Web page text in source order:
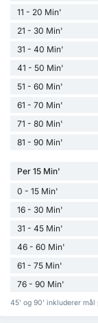
11 - 20 Min'
21 - 30 Min'
31 - 40 Min'
41 - 50 Min'
51 - 60 Min'
61 - 70 Min'
71 - 80 Min'
81 - 90 Min'
Per 15 Min'
0 - 15 Min'
16 - 30 Min'
31 - 45 Min'
46 - 60 Min'
61 - 75 Min'
76 - 90 Min'
45' og 90' inkluderer mål